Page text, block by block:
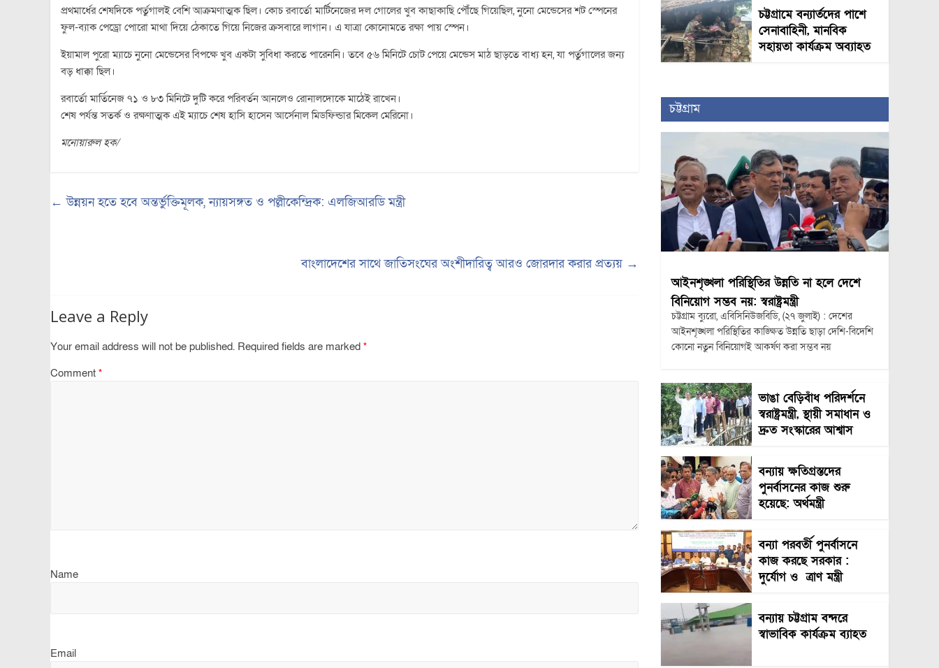
প্রথমার্ধের শেষদিকে পর্তুগালই বেশি আক্রমণাত্মক ছিল। কোচ রবার্তো মার্টিনেজের দল গোলের খুব কাছাকাছি পৌঁছে গিয়েছিল, নুনো মেন্ডেসের শট স্পেনের
ফুল-ব্যাক পেড্রো পোরো মাথা দিয়ে ঠেকাতে গিয়ে নিজের ক্রসবারে লাগান। এ যাত্রা কোনোমতে রক্ষা পায় স্পেন।
ইয়ামাল পুরো ম্যাচে নুনো মেন্ডেসের বিপক্ষে খুব একটা সুবিধা করতে পারেননি। তবে ৫৬ মিনিটে চোট পেয়ে মেন্ডেস মাঠ ছাড়তে বাধ্য হন, যা পর্তুগালের জন্য
বড় ধাক্কা ছিল।
রবার্তো মার্তিনেজ ৭১ ও ৮৩ মিনিটে দুটি করে পরিবর্তন আনলেও রোনালদোকে মাঠেই রাখেন।
শেষ পর্যন্ত সতর্ক ও রক্ষণাত্মক এই ম্যাচে শেষ হাসি হাসেন আর্সেনাল মিডফিল্ডার মিকেল মেরিনো।
মনোয়ারুল হক/
← উন্নয়ন হতে হবে অন্তর্ভুক্তিমূলক, ন্যায়সঙ্গত ও পল্লীকেন্দ্রিক: এলজিআরডি মন্ত্রী
বাংলাদেশের সাথে জাতিসংঘের অংশীদারিত্ব আরও জোরদার করার প্রত্যয় →
Leave a Reply
Your email address will not be published. Required fields are marked *
Comment *
Name
Email
চট্টগ্রামে বন্যার্তদের পাশে
সেনাবাহিনী, মানবিক
সহায়তা কার্যক্রম অব্যাহত
চট্টগ্রাম
আইনশৃঙ্খলা পরিস্থিতির উন্নতি না হলে দেশে
বিনিয়োগ সম্ভব নয়: স্বরাষ্ট্রমন্ত্রী
চট্টগ্রাম ব্যুরো, এবিসিনিউজবিডি, (২৭ জুলাই) : দেশের
আইনশৃঙ্খলা পরিস্থিতির কাঙ্ক্ষিত উন্নতি ছাড়া দেশি-বিদেশি
কোনো নতুন বিনিয়োগই আকর্ষণ করা সম্ভব নয়
ভাঙা বেড়িবাঁধ পরিদর্শনে
স্বরাষ্ট্রমন্ত্রী, স্থায়ী সমাধান ও
দ্রুত সংস্কারের আশ্বাস
বন্যায় ক্ষতিগ্রস্তদের
পুনর্বাসনের কাজ শুরু
হয়েছে: অর্থমন্ত্রী
বন্যা পরবর্তী পুনর্বাসনে
কাজ করছে সরকার :
দুর্যোগ ও ত্রাণ মন্ত্রী
বন্যায় চট্টগ্রাম বন্দরে
স্বাভাবিক কার্যক্রম ব্যাহত